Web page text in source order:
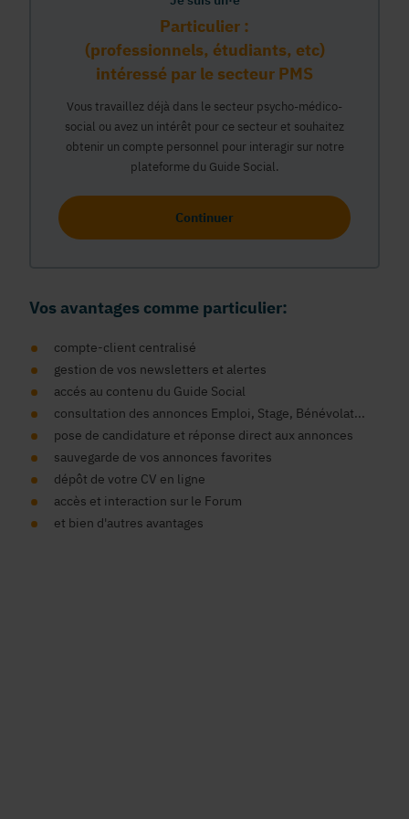
Particulier :
(professionnels, étudiants, etc)
intéressé par le secteur PMS
Vous travaillez déjà dans le secteur psycho-médico-
social ou avez un intérêt pour ce secteur et souhaitez
obtenir un compte personnel pour interagir sur notre
plateforme du Guide Social.
Continuer
Vos avantages comme particulier:
compte-client centralisé
gestion de vos newsletters et alertes
accés au contenu du Guide Social
consultation des annonces Emploi, Stage, Bénévolat...
pose de candidature et réponse direct aux annonces
sauvegarde de vos annonces favorites
dépôt de votre CV en ligne
accès et interaction sur le Forum
et bien d'autres avantages